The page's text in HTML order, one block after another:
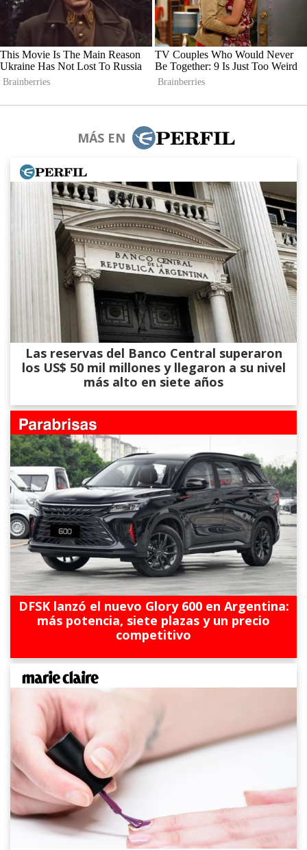
MÁS EN
Las reservas del Banco Central superaron
los US$ 50 mil millones y llegaron a su nivel
más alto en siete años
DFSK lanzó el nuevo Glory 600 en Argentina:
más potencia, siete plazas y un precio
competitivo